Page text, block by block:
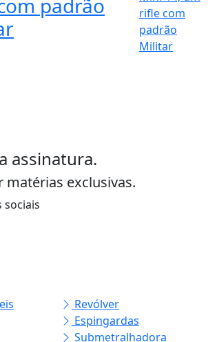
Taurus
padrão
assinatura.
exclusivas.